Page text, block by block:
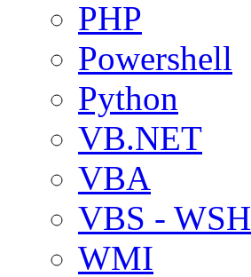
PHP
Powershell
Python
VB.NET
VBA
VBS - WSH
WMI